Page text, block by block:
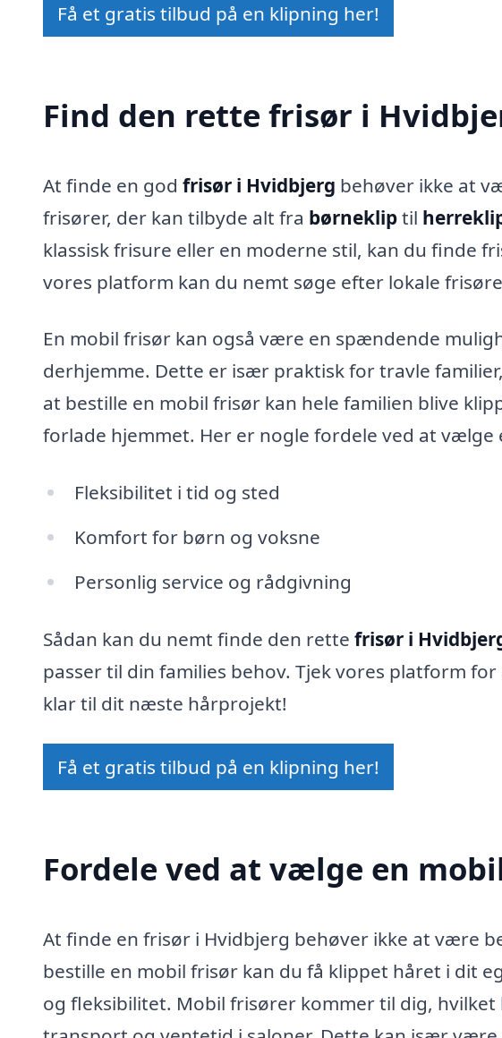
Få et gratis tilbud på en klipning her!
Find den rette frisør i
At finde en god frisør i Hvidbjerg behøver ikke at
frisører, der kan tilbyde alt fra børnekliptil
klassisk frisure eller en moderne stil, kan du finde
vores platform kan du nemt søge efter lokale
En mobil frisør kan også være en spændende
derhjemme. Dette er især praktisk for travle
at bestille en mobil frisør kan hele familien blive
forlade hjemmet. Her er nogle fordele ved at vælge
Fleksibilitet i tid og sted
Komfort for børn og voksne
Personlig service og rådgivning
Sådan kan du nemt finde den rette frisør i
passer til din families behov. Tjek vores platform
klar til dit næste hårprojekt!
Få et gratis tilbud på en klipning her!
Fordele ved at vælge en
At finde en frisør i Hvidbjerg behøver ikke at være
bestille en mobil frisør kan du få klippet håret i dit
og fleksibilitet. Mobil frisører kommer til dig,